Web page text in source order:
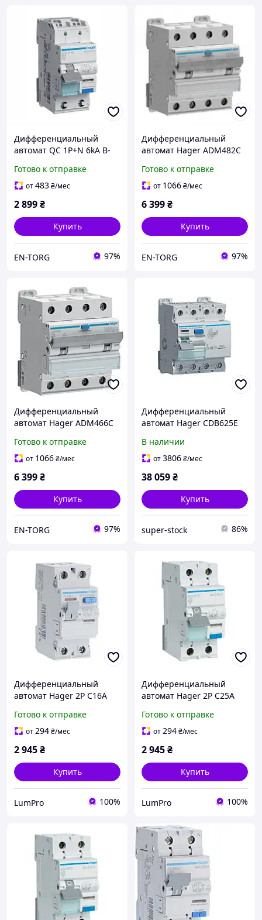
Дифференциальный
автомат QC 1P+N 6kA B-
(ADS916D)
Готово к отправке
от483₴/мес
2 899₴
Купить
EN-TORG 97%
Дифференциальный
автомат Hager ADM482C
Готово к отправке
от 1066₴/мес
6 399₴
Купить
EN-TORG 97%
Дифференциальный
автомат Hager ADM466C
Готово к отправке
от 1066₴/мес
6 399₴
Купить
EN-TORG 97%
Дифференциальный
автомат Hager CDB625E
Серый
В наличии
от3806₴/мес
38 059₴
Купить
super-stock 86%
Дифференциальный
автомат Hager 2P C16A
Готово к отправке
от294₴/мес
2 945₴
Купить
LumPro 100%
Дифференциальный
автомат Hager 2P C25A
Готово к отправке
от294₴/мес
2 945₴
Купить
LumPro 100%